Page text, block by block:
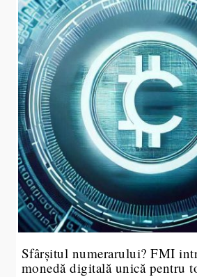
Sfârșitul numerarului? FMI
monedă digitală unică pentru